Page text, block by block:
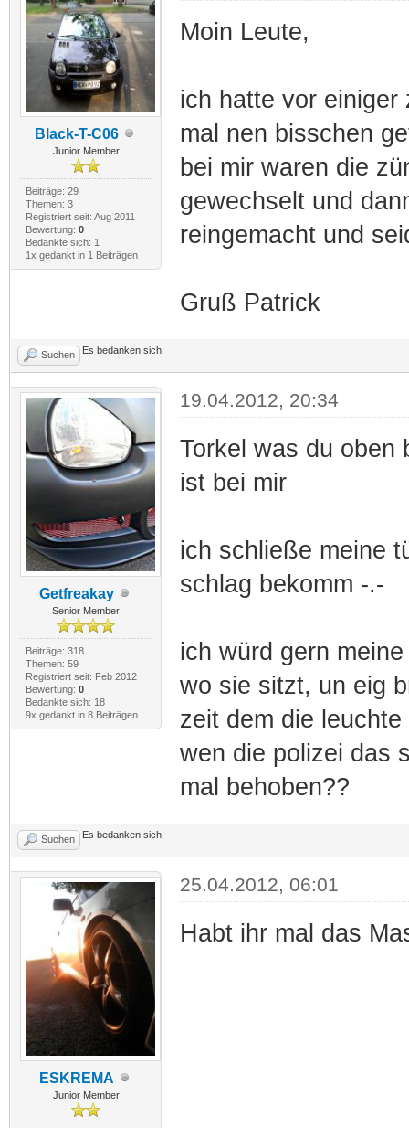
Black-T-C06
Junior Member
Beiträge: 29
Themen: 3
Registriert seit: Aug 2011
Bewertung: 0
Bedankte sich: 1
1x gedankt in 1 Beiträgen
Moin Leute,
ich hatte vor einiger
mal nen bisschen
bei mir waren die
gewechselt und
reingemacht und
Gruß Patrick
Suchen Es bedanken sich:
Getfreakay
Senior Member
Beiträge: 318
Themen: 59
Registriert seit: Feb 2012
Bewertung: 0
Bedankte sich: 18
9x gedankt in 8 Beiträgen
19.04.2012, 20:34
Torkel was du oben
ist bei mir
ich schließe meine
schlag bekomm -.-
ich würd gern
wo sie sitzt, un eig
zeit dem die
wen die polizei das
mal behoben??
Suchen Es bedanken sich:
ESKREMA
Junior Member
25.04.2012, 06:01
Habt ihr mal das